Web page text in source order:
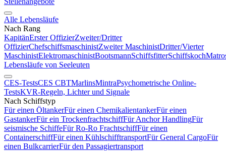
Alle Lebensläufe
Nach Rang
KapitänErster OffizierZweiter/Dritter
OffizierChefschiffsmaschinistZweiter MaschinistDritter/Vierter
MaschinistElektromaschinistBootsmannSchiffsfitterSchiffskoch
Lebensläufe von Seeleuten
CES-TestsCES CBTMarlinsMintraPsychometrische Online-
TestsKVR-Regeln, Lichter und Signale
Nach Schiffstyp
Für einen ÖltankerFür einen ChemikalientankerFür einen
GastankerFür ein TrockenfrachtschiffFür Anchor HandlingFür
seismische SchiffeFür Ro-Ro FrachtschiffFür einen
ContainerschiffFür einen KühlschifftransportFür General CargoFür
einen BulkcarrierFür den Passagiertransport